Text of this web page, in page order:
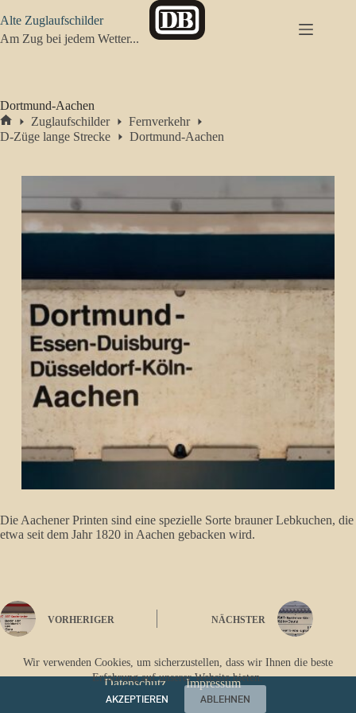
Inhalt
springen
Wir verwenden Cookies, um sicherzustellen, dass wir Ihnen die beste
Erfahrung auf unserer Website bieten.
AKZEPTIEREN
ABLEHNEN
Alte Zuglaufschilder
Am Zug bei jedem Wetter...
Dortmund-Aachen
Start
Zuglaufschilder
Fernverkehr
D-Züge lange Strecke
Dortmund-Aachen
Die Aachener Printen sind eine spezielle Sorte brauner Lebkuchen, die
etwa seit dem Jahr 1820 in Aachen gebacken wird.
VORHERIGER NÄCHSTER
Datenschutz Impressum